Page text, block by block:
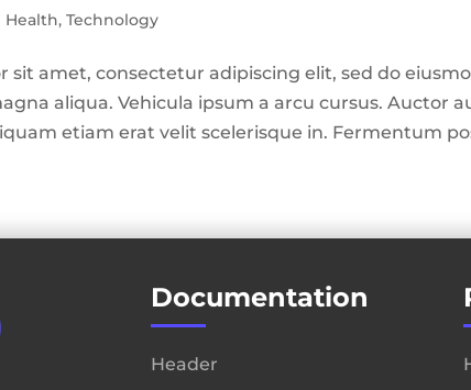
Health,Technology
sit amet, consectetur adipiscing elit, sed do
aliqua. Vehicula ipsum a arcu cursus. Auctor
etiam erat velit scelerisque in. Fermentum
Documentation
Header